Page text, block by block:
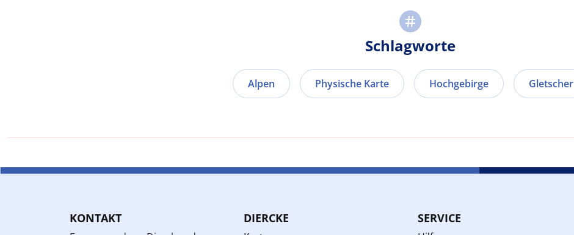
Schlagworte
Alpen Physische Karte Hochgebirge Gletscher
KONTAKT DIERCKE SERVICE